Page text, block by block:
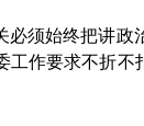
始终把讲政治
工作要求不折不